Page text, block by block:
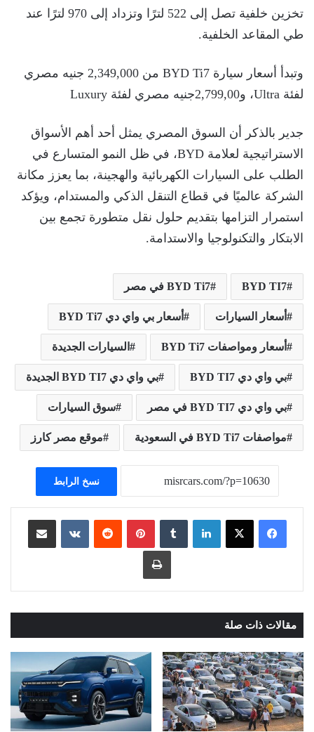
تخزين خلفية تصل إلى 522 لترًا وتزداد إلى 970 لترًا عند
طي المقاعد الخلفية.
وتبدأ أسعار سيارة BYD Ti7 من 2,349,000 جنيه مصري
لفئة Ultra، و2,799,00جنيه مصري لفئة Luxury
جدير بالذكر أن السوق المصري يمثل أحد أهم الأسواق
الاستراتيجية لعلامة BYD، في ظل النمو المتسارع في
الطلب على السيارات الكهربائية والهجينة، بما يعزز مكانة
الشركة عالميًا في قطاع التنقل الذكي والمستدام، ويؤكد
استمرار التزامها بتقديم حلول نقل متطورة تجمع بين
الابتكار والتكنولوجيا والاستدامة.
BYD TI7 BYD Ti7 في مصر
أسعار السيارات أسعار بي واي دي BYD Ti7
أسعار ومواصفات BYD Ti7 السيارات الجديدة
بي واي دي BYD TI7 بي واي دي BYD TI7 الجديدة
بي واي دي BYD TI7 في مصر سوق السيارات
مواصفات BYD Ti7 في السعودية موقع مصر كارز
نسخ الرابط
لينكدإن ‏Tumblr بينتيريست
‏Reddit
‏VKontakte مشاركة عبر البريد
طباعة
مقالات ذات صلة